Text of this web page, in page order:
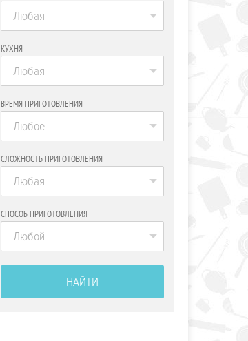
Любая
КУХНЯ
Любая
ВРЕМЯ ПРИГОТОВЛЕНИЯ
Любое
СЛОЖНОСТЬ ПРИГОТОВЛЕНИЯ
Любая
СПОСОБ ПРИГОТОВЛЕНИЯ
Любой
НАЙТИ